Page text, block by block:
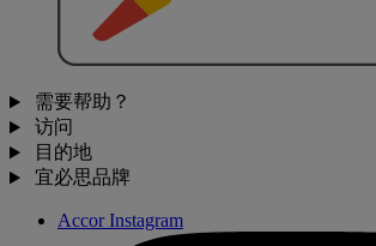
需要帮助？
访问
目的地
宜必思品牌
Accor Instagram